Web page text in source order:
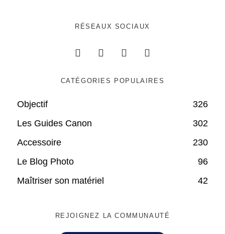
RÉSEAUX SOCIAUX
CATÉGORIES POPULAIRES
Objectif
326
Les Guides Canon
302
Accessoire
230
Le Blog Photo
96
Maîtriser son matériel
42
REJOIGNEZ LA COMMUNAUTÉ